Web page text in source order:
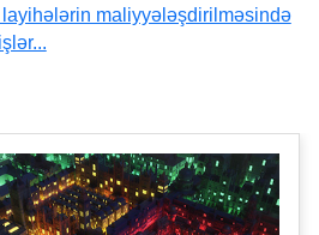
layihələrin maliyyələşdirilməsində